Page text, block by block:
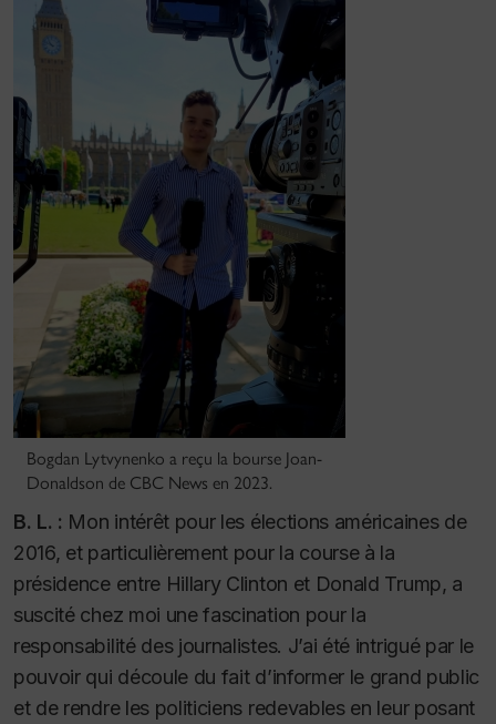
Bogdan Lytvynenko a reçu la bourse Joan-
Donaldson de CBC News en 2023.
B. L. : Mon intérêt pour les élections américaines de
2016, et particulièrement pour la course à la
présidence entre Hillary Clinton et Donald Trump, a
suscité chez moi une fascination pour la
responsabilité des journalistes. J’ai été intrigué par le
pouvoir qui découle du fait d’informer le grand public
et de rendre les politiciens redevables en leur posant